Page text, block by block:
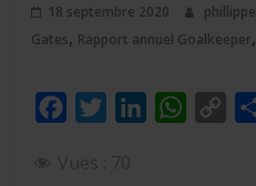
18 septembre 2020 phillippe
Gates, Rapport annuel Goalkeeper,
W